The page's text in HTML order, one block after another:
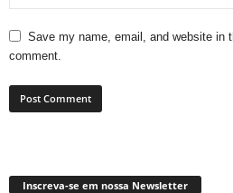
Save my name, email, and website in
comment.
Inscreva-se em nossa Newsletter